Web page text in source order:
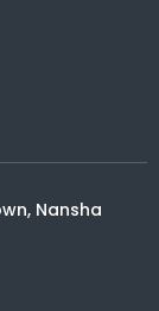
Nansha